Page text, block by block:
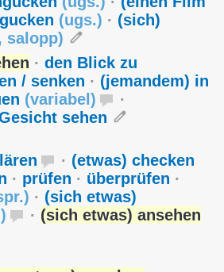
(ugs.) · (sich)
salopp)
· den Blick zu
/ senken · (jemandem) in
(variabel )
·
sehen
· (etwas) checken
· prüfen · überprüfen ·
) · (sich etwas)
) · (sich etwas) ansehen